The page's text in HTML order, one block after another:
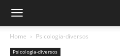
Home Psicologia-diversos
Psicologia-diversos